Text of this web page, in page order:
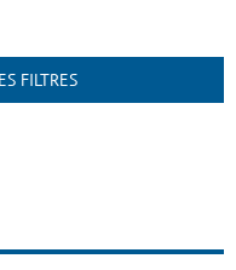
FILTRES